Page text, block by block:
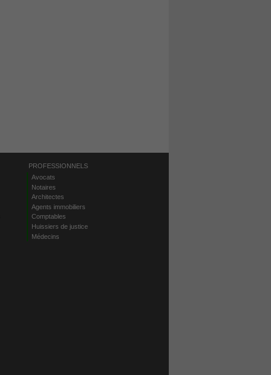
PROFESSIONNELS
Avocats
Notaires
Architectes
Agents immobiliers
Comptables
Huissiers de justice
Médecins